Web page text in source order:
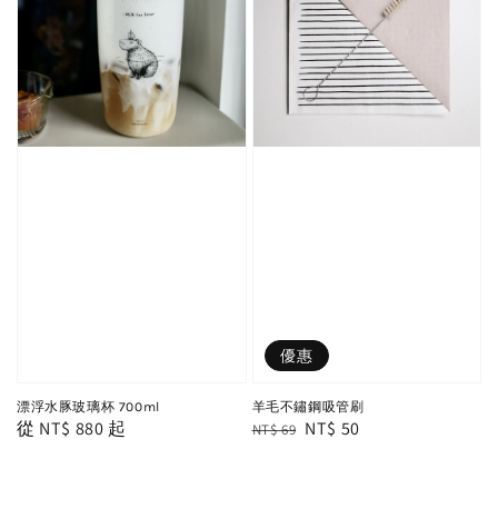
漂浮水豚玻璃杯 700ml
Regular
從 NT$ 880 起
優惠
羊毛不鏽鋼吸管刷
Regular
NT$ 69 Sale
NT$ 50